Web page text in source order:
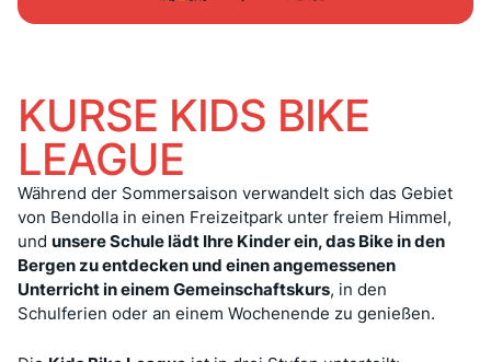
KURSE KIDS BIKE
LEAGUE
Während der Sommersaison verwandelt sich das Gebiet
von Bendolla in einen Freizeitpark unter freiem Himmel,
und unsere Schule lädt Ihre Kinder ein, das Bike in den
Bergen zu entdecken und einen angemessenen
Unterricht in einem Gemeinschaftskurs, in den
Schulferien oder an einem Wochenende zu genießen.